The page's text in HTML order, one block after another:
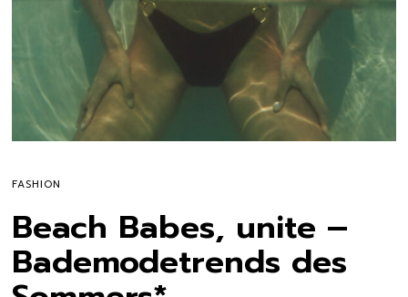
FASHION
Beach Babes, unite –
Bademodetrends des